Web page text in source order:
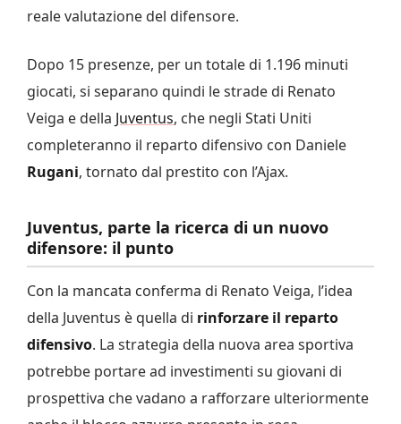
reale valutazione del difensore.
Dopo 15 presenze, per un totale di 1.196 minuti
giocati, si separano quindi le strade di Renato
Veiga e della Juventus, che negli Stati Uniti
completeranno il reparto difensivo con Daniele
Rugani, tornato dal prestito con l’Ajax.
Juventus, parte la ricerca di un nuovo
difensore: il punto
Con la mancata conferma di Renato Veiga, l’idea
della Juventus è quella di rinforzare il reparto
difensivo. La strategia della nuova area sportiva
potrebbe portare ad investimenti su giovani di
prospettiva che vadano a rafforzare ulteriormente